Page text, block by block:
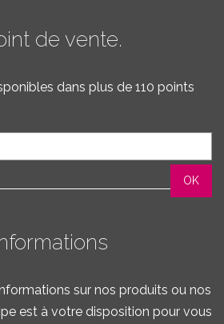
de vente.
dans plus de 110 points
sur nos produits ou nos
est à votre disposition pour vous